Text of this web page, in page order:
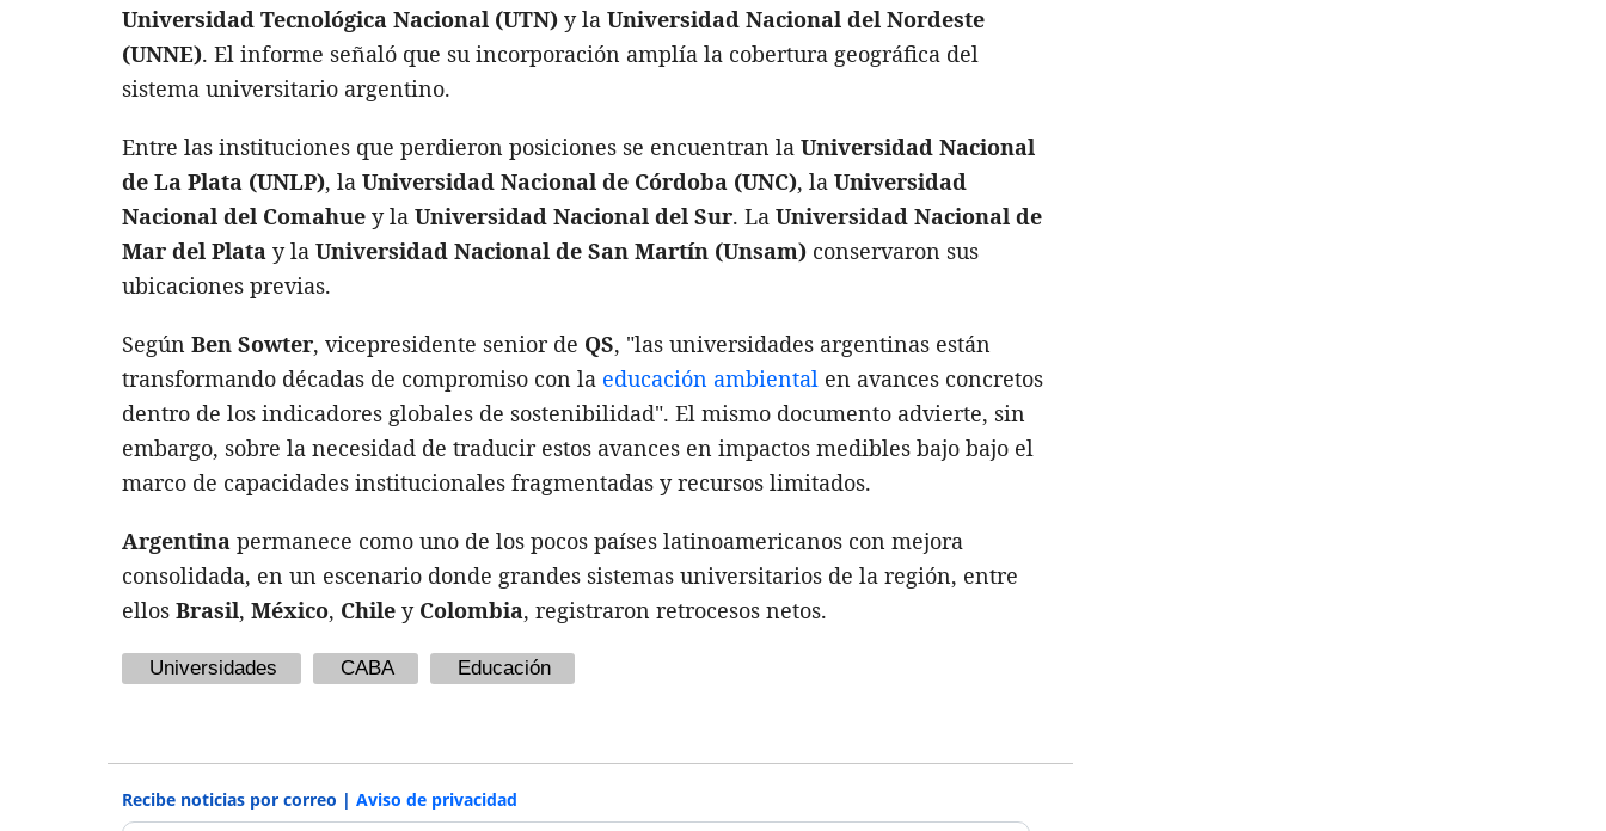
Universidad Tecnológica Nacional (UTN) y la Universidad Nacional del Nordeste
(UNNE). El informe señaló que su incorporación amplía la cobertura geográfica del
sistema universitario argentino.
Entre las instituciones que perdieron posiciones se encuentran la Universidad Nacional
de La Plata (UNLP), la Universidad Nacional de Córdoba (UNC), la Universidad
Nacional del Comahue y la Universidad Nacional del Sur. La Universidad Nacional de
Mar del Plata y la Universidad Nacional de San Martín (Unsam) conservaron sus
ubicaciones previas.
Según Ben Sowter, vicepresidente senior de QS, "las universidades argentinas están
transformando décadas de compromiso con la educación ambiental en avances concretos
dentro de los indicadores globales de sostenibilidad". El mismo documento advierte, sin
embargo, sobre la necesidad de traducir estos avances en impactos medibles bajo bajo el
marco de capacidades institucionales fragmentadas y recursos limitados.
Argentina permanece como uno de los pocos países latinoamericanos con mejora
consolidada, en un escenario donde grandes sistemas universitarios de la región, entre
ellos Brasil, México, Chile y Colombia, registraron retrocesos netos.
Universidades CABA Educación
Recibe noticias por correo | Aviso de privacidad